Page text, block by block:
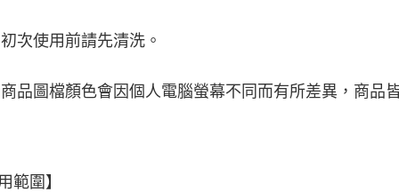
初次使用前請先清洗。
商品圖檔顏色會因個人電腦螢幕不同而有所差異，商品
範圍】